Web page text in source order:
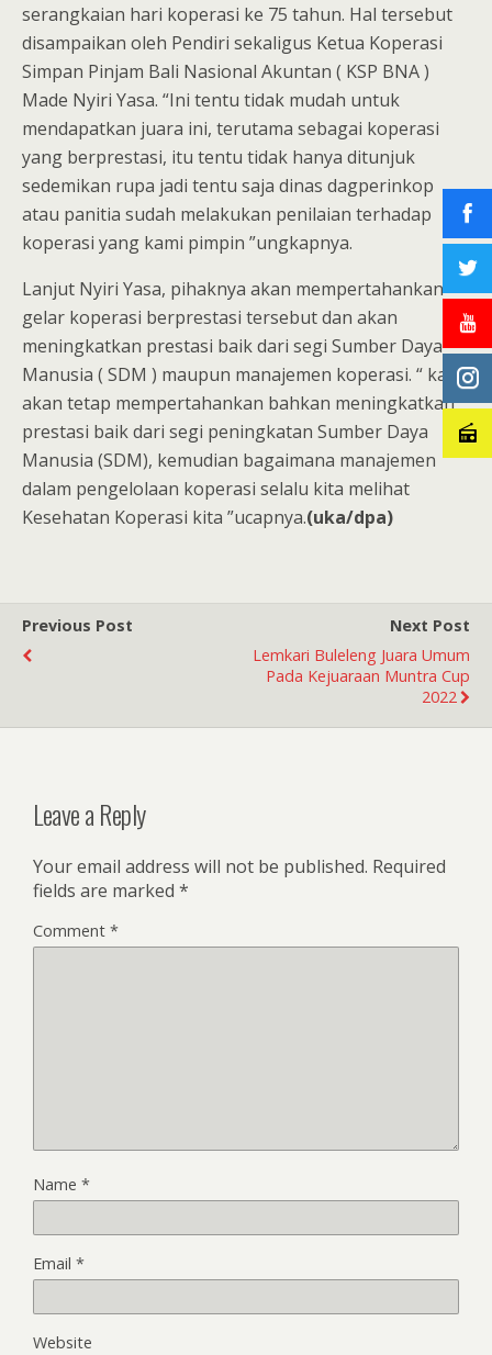
serangkaian hari koperasi ke 75 tahun. Hal tersebut
disampaikan oleh Pendiri sekaligus Ketua Koperasi
Simpan Pinjam Bali Nasional Akuntan ( KSP BNA )
Made Nyiri Yasa. “Ini tentu tidak mudah untuk
mendapatkan juara ini, terutama sebagai koperasi
yang berprestasi, itu tentu tidak hanya ditunjuk
sedemikan rupa jadi tentu saja dinas dagperinkop
atau panitia sudah melakukan penilaian terhadap
koperasi yang kami pimpin ”ungkapnya.
Lanjut Nyiri Yasa, pihaknya akan mempertahankan
gelar koperasi berprestasi tersebut dan akan
meningkatkan prestasi baik dari segi Sumber Daya
Manusia ( SDM ) maupun manajemen koperasi. “ kami
akan tetap mempertahankan bahkan meningkatkan
prestasi baik dari segi peningkatan Sumber Daya
Manusia (SDM), kemudian bagaimana manajemen
dalam pengelolaan koperasi selalu kita melihat
Kesehatan Koperasi kita ”ucapnya.(uka/dpa)
Previous Post
Next Post
Lemkari Buleleng Juara Umum
Pada Kejuaraan Muntra Cup
2022
Leave a Reply
Your email address will not be published. Required
fields are marked *
Comment *
Name *
Email *
Website